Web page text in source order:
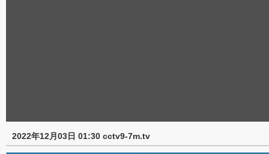
2022年12月03日 01:30 cctv9-7m.tv